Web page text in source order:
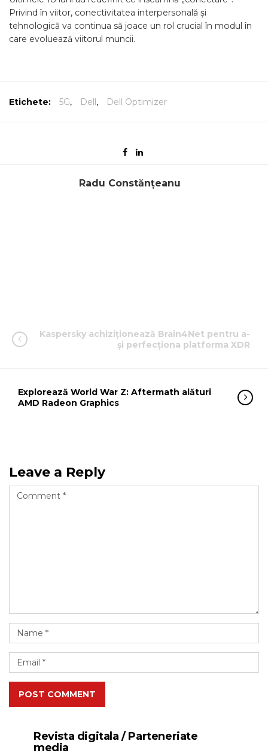
Privind în viitor, conectivitatea interpersonală și
tehnologică va continua să joace un rol crucial în modul în
care evoluează viitorul muncii.
Etichete: 5G, Dell, Dell Optimizer
Radu Constănțeanu
Kaspersky achiziționează Brain4Net pentru a-
și perfecționa platforma XDR
Explorează World War Z: Aftermath alături
AMD Radeon Graphics
Leave a Reply
POST COMMENT
Revista digitala / Parteneriate
media